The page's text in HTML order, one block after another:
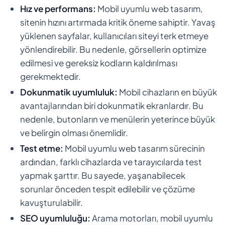
Hız ve performans: Mobil uyumlu web tasarım,
sitenin hızını artırmada kritik öneme sahiptir. Yavaş
yüklenen sayfalar, kullanıcıları siteyi terk etmeye
yönlendirebilir. Bu nedenle, görsellerin optimize
edilmesi ve gereksiz kodların kaldırılması
gerekmektedir.
Dokunmatik uyumluluk: Mobil cihazların en büyük
avantajlarından biri dokunmatik ekranlardır. Bu
nedenle, butonların ve menülerin yeterince büyük
ve belirgin olması önemlidir.
Test etme: Mobil uyumlu web tasarım sürecinin
ardından, farklı cihazlarda ve tarayıcılarda test
yapmak şarttır. Bu sayede, yaşanabilecek
sorunlar önceden tespit edilebilir ve çözüme
kavuşturulabilir.
SEO uyumluluğu: Arama motorları, mobil uyumlu